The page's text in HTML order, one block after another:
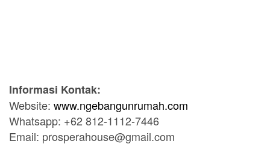
Informasi Kontak:
Website: www.ngebangunrumah.com
Whatsapp: +62 812-1112-7446
Email: prosperahouse@gmail.com